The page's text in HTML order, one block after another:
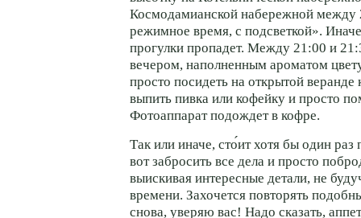
Космодамианской набережной между
режимное время, с подсветкой».
прогулки пропадет. Между 21:00 и
вечером, наполненным ароматом
просто посидеть на открытой веранде
выпить пивка или кофейку и просто
Фотоаппарат подождет в кофре.
Так или иначе, сто́ит хотя бы один раз
вот забросить все дела и просто
выискивая интересные детали, не
времени. Захочется повторять
снова, уверяю вас! Надо сказать,